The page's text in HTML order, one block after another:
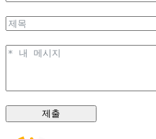
제출